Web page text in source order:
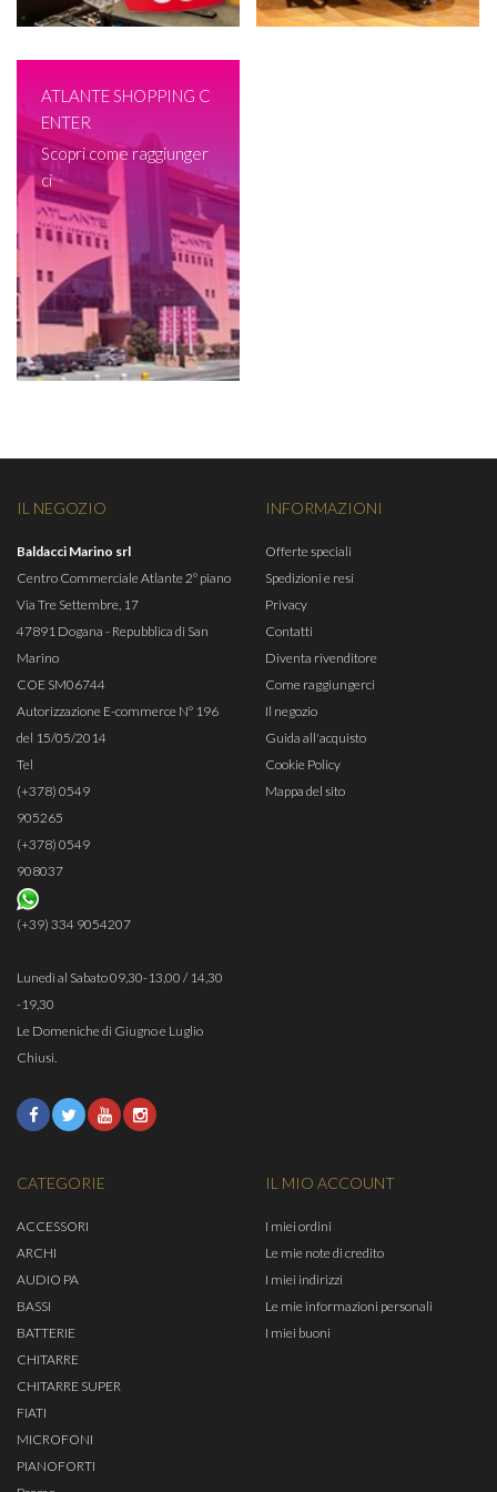
ATLANTE SHOPPING C
ENTER
Scopri come raggiunger
ci
IL NEGOZIO
Baldacci Marino srl
Centro Commerciale Atlante 2° piano
Via Tre Settembre, 17
47891 Dogana - Repubblica di San
Marino
COE SM06744
Autorizzazione E-commerce N° 196
del 15/05/2014
Tel
(+378) 0549
905265
(+378) 0549
908037
(+39) 334 9054207
Lunedì al Sabato 09,30-13,00 / 14,30
-19,30
Le Domeniche di Giugno e Luglio
Chiusi.
INFORMAZIONI
Offerte speciali
Spedizioni e resi
Privacy
Contatti
Diventa rivenditore
Come raggiungerci
Il negozio
Guida all'acquisto
Cookie Policy
Mappa del sito
CATEGORIE
ACCESSORI
ARCHI
AUDIO PA
BASSI
BATTERIE
CHITARRE
CHITARRE SUPER
FIATI
MICROFONI
PIANOFORTI
IL MIO ACCOUNT
I miei ordini
Le mie note di credito
I miei indirizzi
Le mie informazioni personali
I miei buoni